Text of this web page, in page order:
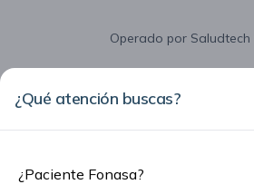
¿Qué atención buscas?
¿Paciente Fonasa?
Operado por Saludtech